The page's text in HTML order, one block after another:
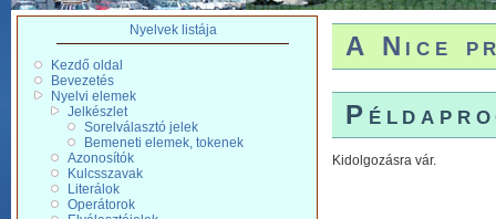
Nyelvek listája
Kezdő oldal
Bevezetés
Nyelvi elemek
Jelkészlet
Sorelválasztó jelek
Bemeneti elemek, tokenek
Azonosítók
Kulcsszavak
Literálok
Operátorok
A Nice
Kidolgozásra vár.